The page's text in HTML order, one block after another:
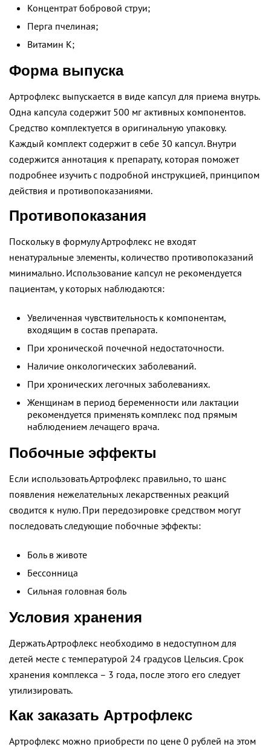
Концентрат бобровой струи;
Перга пчелиная;
Витамин K;
Форма выпуска
Артрофлекс выпускается в виде капсул для приема внутрь.
Одна капсула содержит 500 мг активных компонентов.
Средство комплектуется в оригинальную упаковку.
Каждый комплект содержит в себе 30 капсул. Внутри
содержится аннотация к препарату, которая поможет
подробнее изучить с подробной инструкцией, принципом
действия и противопоказаниями.
Противопоказания
Поскольку в формулу Артрофлекс не входят
ненатуральные элементы, количество противопоказаний
минимально. Использование капсул не рекомендуется
пациентам, у которых наблюдаются:
Увеличенная чувствительность к компонентам,
входящим в состав препарата.
При хронической почечной недостаточности.
Наличие онкологических заболеваний.
При хронических легочных заболеваниях.
Женщинам в период беременности или лактации
рекомендуется применять комплекс под прямым
наблюдением лечащего врача.
Побочные эффекты
Если использовать Артрофлекс правильно, то шанс
появления нежелательных лекарственных реакций
сводится к нулю. При передозировке средством могут
последовать следующие побочные эффекты:
Боль в животе
Бессонница
Сильная головная боль
Условия хранения
Держать Артрофлекс необходимо в недоступном для
детей месте с температурой 24 градусов Цельсия. Срок
хранения комплекса – 3 года, после этого его следует
утилизировать.
Как заказать Артрофлекс
Артрофлекс можно приобрести по цене 0 рублей на этом